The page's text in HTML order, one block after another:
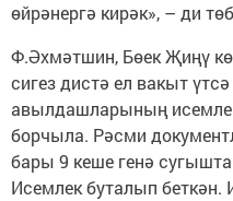
өйрәнергә кирәк», – ди
Ф.Әхмәтшин, Бөек Җиңү
сигез дистә ел вакыт
авылдашларының
борчыла. Рәсми
бары 9 кеше генә
Исемлек буталып беткән.